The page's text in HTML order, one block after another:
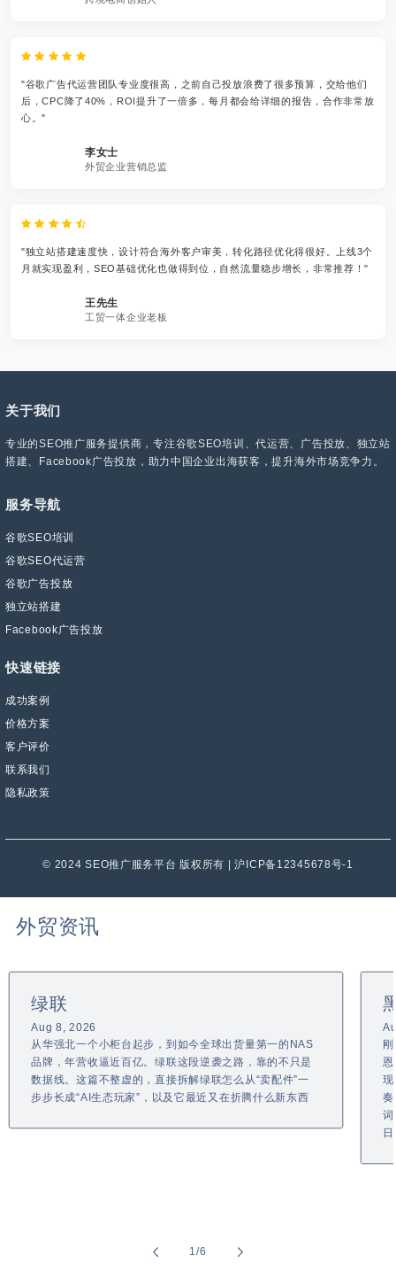
"谷歌广告代运营团队专业度很高，之前自己投放浪费了很多预算，交给他们
后，CPC降了40%，ROI提升了一倍多，每月都会给详细的报告，合作非常放
心。"
李女士
外贸企业营销总监
"独立站搭建速度快，设计符合海外客户审美，转化路径优化得很好。上线3个
月就实现盈利，SEO基础优化也做得到位，自然流量稳步增长，非常推荐！"
王先生
工贸一体企业老板
关于我们
专业的SEO推广服务提供商，专注谷歌SEO培训、代运营、广告投放、独立站
搭建、Facebook广告投放，助力中国企业出海获客，提升海外市场竞争力。
服务导航
谷歌SEO培训
谷歌SEO代运营
谷歌广告投放
独立站搭建
Facebook广告投放
快速链接
成功案例
价格方案
客户评价
联系我们
隐私政策
© 2024 SEO推广服务平台 版权所有 | 沪ICP备12345678号-1
外贸资讯
绿联
Aug 8, 2026
从华强北一个小柜台起步，到如今全球出货量第一的NAS
品牌，年营收逼近百亿。绿联这段逆袭之路，靠的不只是
数据线。这篇不整虚的，直接拆解绿联怎么从“卖配件”一
步步长成“AI生态玩家”，以及它最近又在折腾什么新东西
恩
现
奏
词
1/of
6